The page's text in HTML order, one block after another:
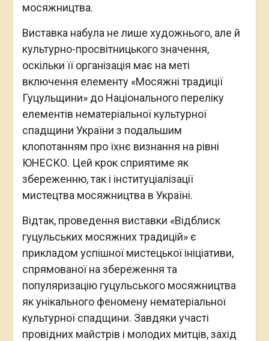
мосяжництва.
Виставка набула не лише художнього, але й
культурно-просвітницького значення,
оскільки її організація має на меті
включення елементу «Мосяжні традиції
Гуцульщини» до Національного переліку
елементів нематеріальної культурної
спадщини України з подальшим
клопотанням про їхнє визнання на рівні
ЮНЕСКО. Цей крок сприятиме як
збереженню, так і інституціалізації
мистецтва мосяжництва в Україні.
Відтак, проведення виставки «Відблиск
гуцульських мосяжних традицій» є
прикладом успішної мистецької ініціативи,
спрямованої на збереження та
популяризацію гуцульського мосяжництва
як унікального феномену нематеріальної
культурної спадщини. Завдяки участі
провідних майстрів і молодих митців, захід